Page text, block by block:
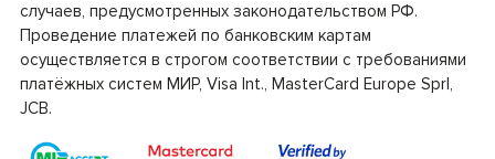
случаев, предусмотренных законодательством РФ.
Проведение платежей по банковским картам
осуществляется в строгом соответствии с требованиями
платёжных систем МИР, Visa Int., MasterCard Europe Sprl,
JCB.